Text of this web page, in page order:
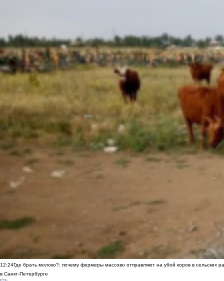
12:24Где брать молоко?: почему фермеры массово отправляют на убой коров в сельских
в Санкт-Петербурге